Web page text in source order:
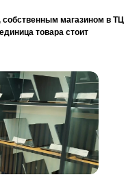
магазином в ТЦ
товара стоит